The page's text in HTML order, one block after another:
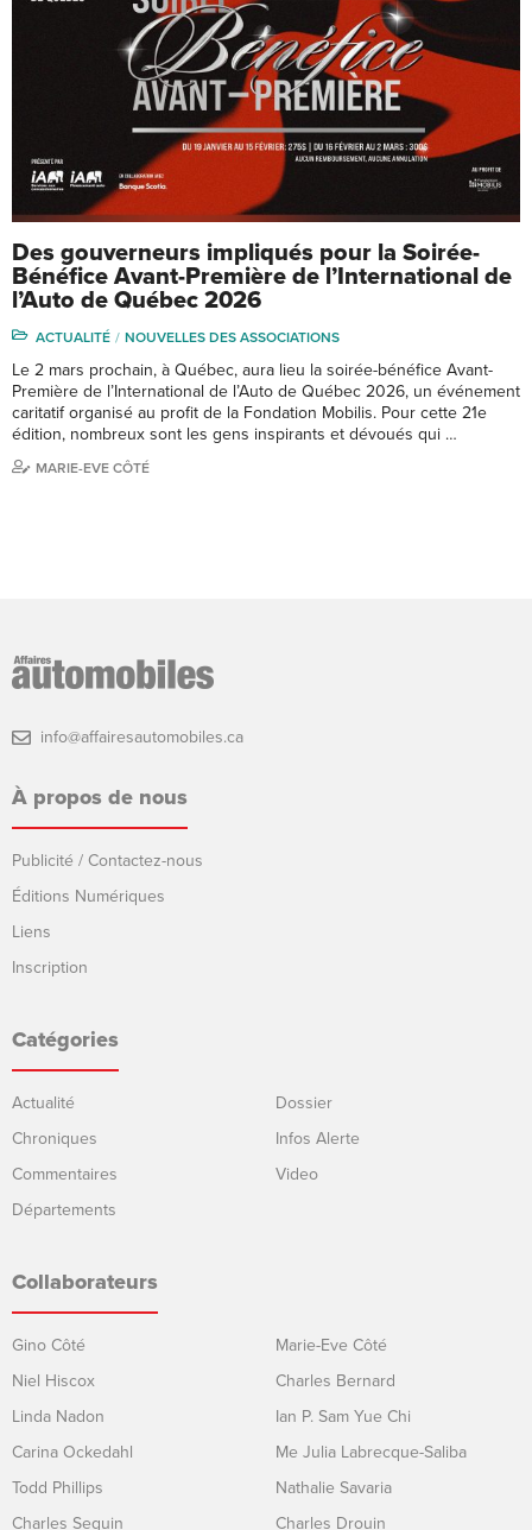
Des gouverneurs impliqués pour la Soirée-
Bénéfice Avant-Première de l’International de
l’Auto de Québec 2026
ACTUALITÉ NOUVELLES DES ASSOCIATIONS
Le 2 mars prochain, à Québec, aura lieu la soirée-bénéfice Avant-
Première de l’International de l’Auto de Québec 2026, un événement
caritatif organisé au profit de la Fondation Mobilis. Pour cette 21e
édition, nombreux sont les gens inspirants et dévoués qui …
MARIE-EVE CÔTÉ
info@affairesautomobiles.ca
À propos de nous
Publicité / Contactez-nous
Éditions Numériques
Liens
Inscription
Catégories
Actualité
Chroniques
Commentaires
Départements
Dossier
Infos Alerte
Video
Collaborateurs
Gino Côté
Niel Hiscox
Linda Nadon
Carina Ockedahl
Todd Phillips
Charles Seguin
Marie-Eve Côté
Charles Bernard
Ian P. Sam Yue Chi
Me Julia Labrecque-Saliba
Nathalie Savaria
Charles Drouin